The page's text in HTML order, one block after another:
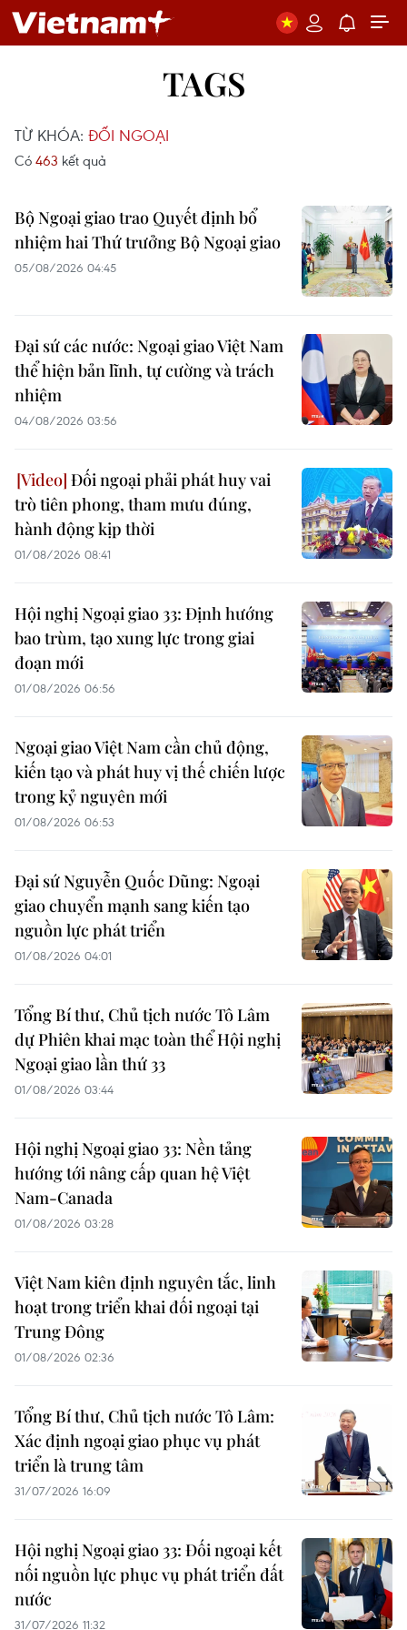
TAGS
TỪ KHÓA: ĐỐI NGOẠI
Có 463 kết quả
Bộ Ngoại giao trao Quyết định bổ
nhiệm hai Thứ trưởng Bộ Ngoại giao
05/08/2026 04:45
Đại sứ các nước: Ngoại giao Việt Nam
thể hiện bản lĩnh, tự cường và trách
nhiệm
04/08/2026 03:56
Đối ngoại phải phát huy vai
trò tiên phong, tham mưu đúng,
hành động kịp thời
01/08/2026 08:41
Hội nghị Ngoại giao 33: Định hướng
bao trùm, tạo xung lực trong giai
đoạn mới
01/08/2026 06:56
Ngoại giao Việt Nam cần chủ động,
kiến tạo và phát huy vị thế chiến lược
trong kỷ nguyên mới
01/08/2026 06:53
Đại sứ Nguyễn Quốc Dũng: Ngoại
giao chuyển mạnh sang kiến tạo
nguồn lực phát triển
01/08/2026 04:01
Tổng Bí thư, Chủ tịch nước Tô Lâm
dự Phiên khai mạc toàn thể Hội nghị
Ngoại giao lần thứ 33
01/08/2026 03:44
Hội nghị Ngoại giao 33: Nền tảng
hướng tới nâng cấp quan hệ Việt
Nam-Canada
01/08/2026 03:28
Việt Nam kiên định nguyên tắc, linh
hoạt trong triển khai đối ngoại tại
Trung Đông
01/08/2026 02:36
Tổng Bí thư, Chủ tịch nước Tô Lâm:
Xác định ngoại giao phục vụ phát
triển là trung tâm
31/07/2026 16:09
Hội nghị Ngoại giao 33: Đối ngoại kết
nối nguồn lực phục vụ phát triển đất
nước
31/07/2026 11:32